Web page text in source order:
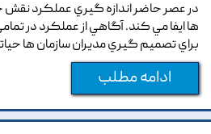
در عصر حاضر اندازه گيري عملکرد نقش
ها ايفا مي کند. آگاهي از عملکرد در
براي تصميم گيري مديران سازمان ها
ادامه مطلب